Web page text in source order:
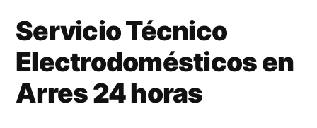
Servicio Técnico
Electrodomésticos en
Arres 24 horas